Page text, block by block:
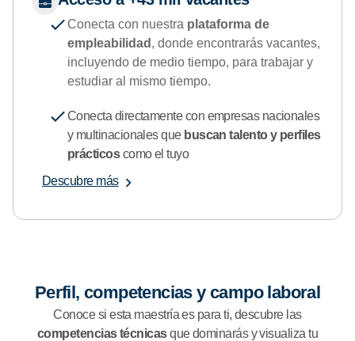
Conecta con nuestra plataforma de
empleabilidad , donde encontrarás vacantes,
incluyendo de medio tiempo, para trabajar y
estudiar al mismo tiempo.
Conecta directamente con empresas nacionales
y multinacionales que buscan talento y perfiles
prácticoscomo el tuyo
Descubre más
Perfil, competencias y campo laboral
Conoce si esta maestría es para ti, descubre las
competencias técnicasque dominarás y visualiza tu